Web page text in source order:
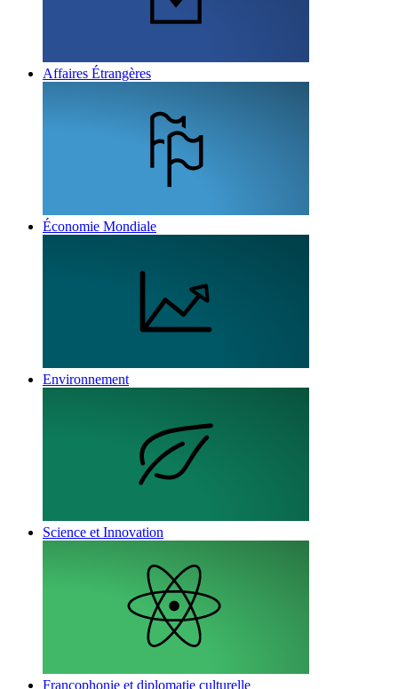
Affaires Étrangères
Économie Mondiale
Environnement
Science et Innovation
Francophonie et diplomatie culturelle